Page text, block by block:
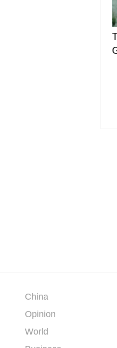
China
Opinion
World